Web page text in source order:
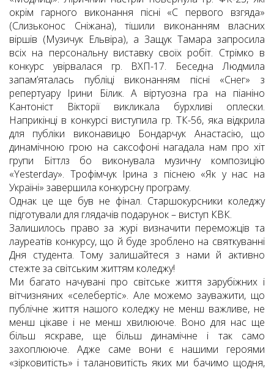
окрім гарного виконання пісні «С первого взгяда»
(Слизьконос Сніжана), тішили виконанням власних
віршів (Музичук Ельвіра), а Защук Тамара запросила
всіх на персональну виставку своїх робіт. Стрімко в
конкурс увірвалася гр. ВХП-17. Беседна Людмила
запам’яталась публіці виконанням пісні «Снег» з
репертуару Ірини Білик. А віртуозна гра на піаніно
Кантоніст Вікторії викликала бурхливі оплески.
Наприкінці в конкурсі виступила гр. ТК-56, яка відкрила
для публіки виконавицю Бондарчук Анастасію, що
динамічною грою на саксофоні нагадала нам про хіт
групи Біттлз бо виконувала музичну композицію
«Yesterday». Трофімчук Ірина з піснею «Як у нас на
Україні» завершила конкурсну програму.
Однак це ще був не фінал. Старшокурсники коледжу
підготували для глядачів подарунок – виступ КВК.
Залишилось право за журі визначити переможців та
лауреатів конкурсу, що й буде зроблено на святкуванні
Дня студента. Тому залишайтеся з нами й активно
стежте за світським життям коледжу!
Ми багато начувані про світське життя зарубіжних і
вітчизняних «селебертіс». Але можемо зауважити, що
публічне життя нашого коледжу не менш важливе, не
менш цікаве і не менш хвилююче. Воно для нас ще
більш яскраве, ще більш динамічне і так само
захоплююче. Адже саме вони є нашими героями
«зірковитість» і талановитість яких ми бачимо щодня,